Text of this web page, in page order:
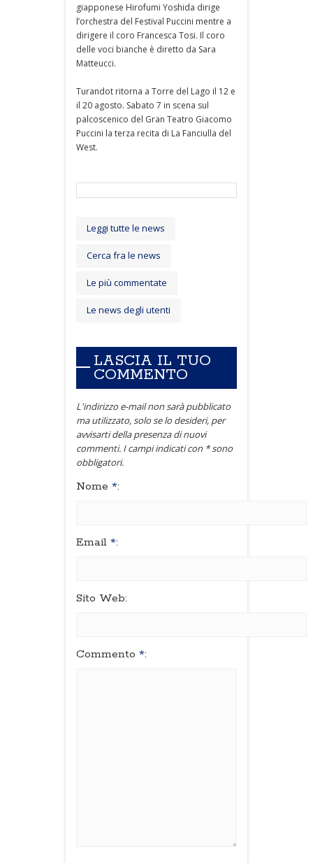
giapponese Hirofumi Yoshida dirige
l’orchestra del Festival Puccini mentre a
dirigere il coro Francesca Tosi. Il coro
delle voci bianche è diretto da Sara
Matteucci.
Turandot ritorna a Torre del Lago il 12 e
il 20 agosto. Sabato 7 in scena sul
palcoscenico del Gran Teatro Giacomo
Puccini la terza recita di La Fanciulla del
West.
Leggi tutte le news
Cerca fra le news
Le più commentate
Le news degli utenti
LASCIA IL TUO
COMMENTO
L'indirizzo e-mail non sarà pubblicato
ma utilizzato, solo se lo desideri, per
avvisarti della presenza di nuovi
commenti. I campi indicati con * sono
obbligatori.
Nome *:
Email *:
Sito Web:
Commento *: